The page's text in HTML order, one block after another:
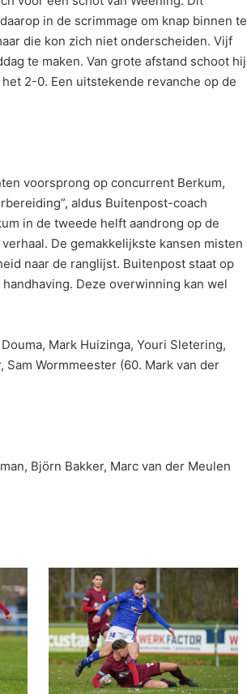
in de scrimmage om knap binnen te
die kon zich niet onderscheiden. Vijf
te maken. Van grote afstand schoot hij
2-0. Een uitstekende revanche op de
voorsprong op concurrent Berkum,
aldus Buitenpost-coach
in de tweede helft aandrong op de
De gemakkelijkste kansen misten
naar de ranglijst. Buitenpost staat op
Deze overwinning kan wel
Mark Huizinga, Youri Sletering,
Sam Wormmeester (60. Mark van der
Björn Bakker, Marc van der Meulen